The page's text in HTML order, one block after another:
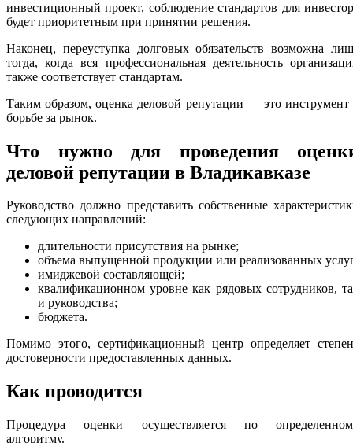
инвестиционный проект, соблюдение стандартов для
будет приоритетным при принятии решения.
Наконец, переуступка долговых обязательств возможна
тогда, когда вся профессиональная деятельность
также соответствует стандартам.
Таким образом, оценка деловой репутации — это инструмент
борьбе за рынок.
Что нужно для проведения
деловой репутации в Владикавказе
Руководство должно представить собственные
следующих направлений:
длительности присутствия на рынке;
объема выпущенной продукции или реализованных
имиджевой составляющей;
квалификационном уровне как рядовых сотрудников,
и руководства;
бюджета.
Помимо этого, сертификационный центр определяет
достоверности предоставленных данных.
Как проводится
Процедура оценки осуществляется по
алгоритму.